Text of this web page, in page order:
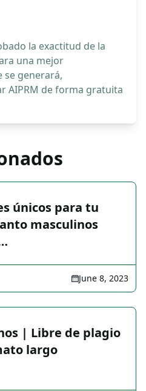
la exactitud de la
una mejor
se generará,
AIPRM de forma gratuita
únicos para tu
masculinos
June 8, 2023
| Libre de plagio
largo